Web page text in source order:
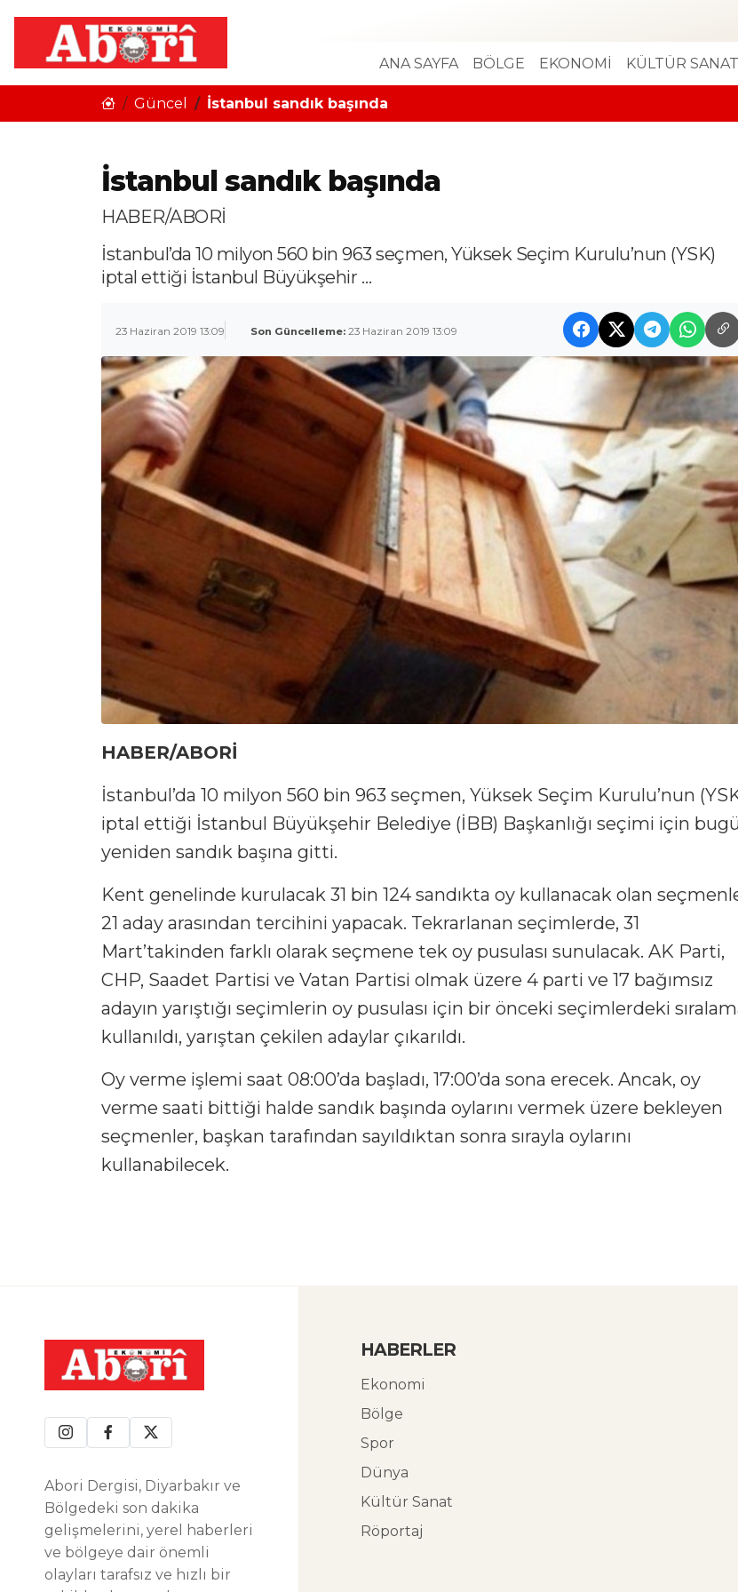
ANA SAYFA BÖLGE EKONOMİ KÜLTÜR SANAT
Güncel İstanbul sandık başında
İstanbul sandık başında
HABER/ABORİ
İstanbul’da 10 milyon 560 bin 963 seçmen, Yüksek Seçim Kurulu’nun (YSK)
iptal ettiği İstanbul Büyükşehir …
23 Haziran 2019 13:09 Son Güncelleme: 23 Haziran 2019 13:09
HABER/ABORİ
İstanbul’da 10 milyon 560 bin 963 seçmen, Yüksek Seçim Kurulu’nun
iptal ettiği İstanbul Büyükşehir Belediye (İBB) Başkanlığı seçimi için
yeniden sandık başına gitti.
Kent genelinde kurulacak 31 bin 124 sandıkta oy kullanacak olan
21 aday arasından tercihini yapacak. Tekrarlanan seçimlerde, 31
Mart’takinden farklı olarak seçmene tek oy pusulası sunulacak. AK Parti,
CHP, Saadet Partisi ve Vatan Partisi olmak üzere 4 parti ve 17 bağımsız
adayın yarıştığı seçimlerin oy pusulası için bir önceki seçimlerdeki
kullanıldı, yarıştan çekilen adaylar çıkarıldı.
Oy verme işlemi saat 08:00’da başladı, 17:00’da sona erecek. Ancak, oy
verme saati bittiği halde sandık başında oylarını vermek üzere bekleyen
seçmenler, başkan tarafından sayıldıktan sonra sırayla oylarını
kullanabilecek.
Abori Dergisi, Diyarbakır ve
Bölgedeki son dakika
gelişmelerini, yerel haberleri
ve bölgeye dair önemli
olayları tarafsız ve hızlı bir
HABERLER
Ekonomi
Bölge
Spor
Dünya
Kültür Sanat
Röportaj